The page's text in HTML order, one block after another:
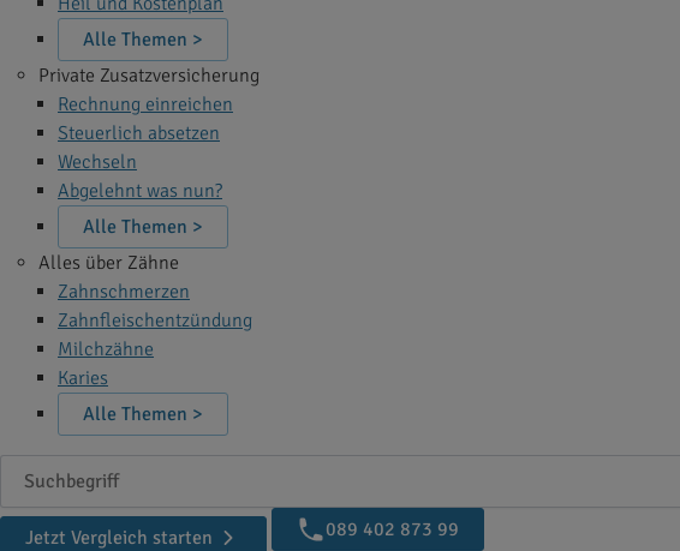
Alle Themen >
Private Zusatzversicherung
Rechnung einreichen
Steuerlich absetzen
Wechseln
Abgelehnt was nun?
Alle Themen >
Alles über Zähne
Zahnschmerzen
Zahnfleischentzündung
Milchzähne
Karies
Alle Themen >
Suchbegriff
Jetzt Vergleich starten
089 402 873 99